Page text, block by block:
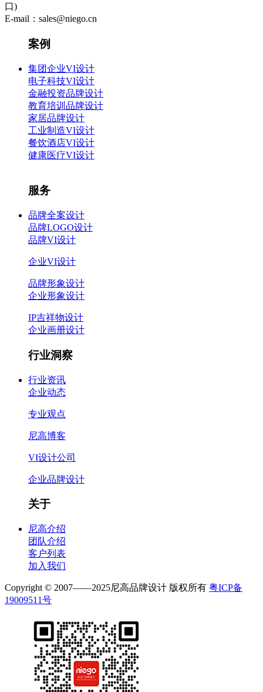
口)
E-mail：sales@niego.cn
案例
集团企业VI设计
电子科技VI设计
金融投资品牌设计
教育培训品牌设计
家居品牌设计
工业制造VI设计
餐饮酒店VI设计
健康医疗VI设计
服务
品牌全案设计
品牌LOGO设计
品牌VI设计
企业VI设计
品牌形象设计
企业形象设计
IP吉祥物设计
企业画册设计
行业洞察
行业资讯
企业动态
专业观点
尼高博客
VI设计公司
企业品牌设计
关于
尼高介绍
团队介绍
客户列表
加入我们
Copyright © 2007——2025尼高品牌设计 版权所有 粤ICP备
19009511号